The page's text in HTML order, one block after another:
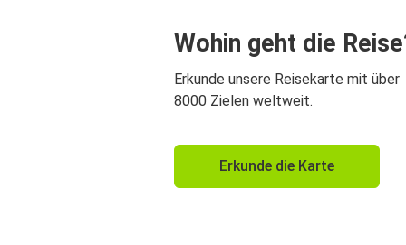
Wohin geht die
Erkunde unsere Reisekarte mit über
8000 Zielen weltweit.
Erkunde die Karte